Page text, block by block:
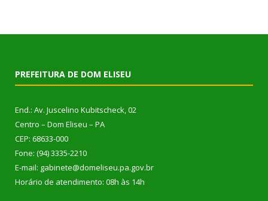
PREFEITURA DE DOM ELISEU
End.: Av. Juscelino Kubitscheck, 02
Centro – Dom Eliseu – PA
CEP: 68633-000
Fone: (94) 3335-2210
E-mail: gabinete@domeliseu.pa.gov.br
Horário de atendimento: 08h às 14h